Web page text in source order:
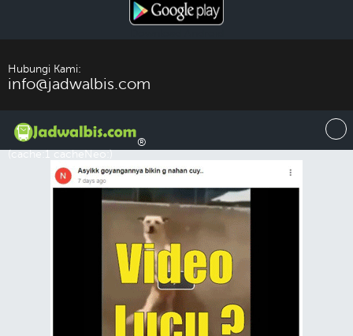
Hubungi Kami:
info@jadwalbis.com
®
(cache:1 cacheNeo:)